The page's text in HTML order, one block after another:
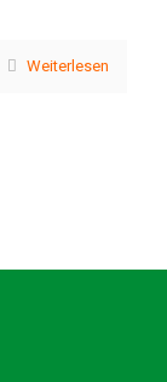
Weiterlesen